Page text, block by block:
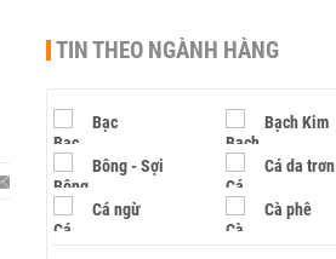
TIN THEO NGÀNH HÀNG
Bạc Bạch Kim
Bông - Sợi Cá da trơn
Cá ngừ Cà phê